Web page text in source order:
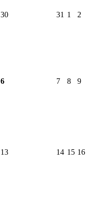
30 31 1 2
6 7 8 9
13 14 15 16